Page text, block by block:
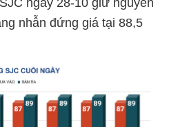
nhẫn đứng giá tại 88,5